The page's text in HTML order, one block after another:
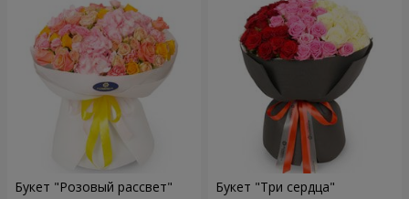
Букет "Розовый рассвет" Букет "Три сердца"